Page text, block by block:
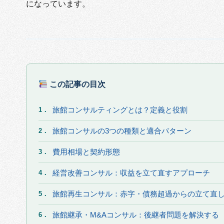
になっています。
この記事の目次
1． 旅館コンサルティングとは？定義と役割
2． 旅館コンサルの3つの種類と適合パターン
3． 費用相場と契約形態
4． 経営改善コンサル：収益を立て直すアプローチ
5． 旅館再生コンサル：赤字・債務超過からの立て直
6． 旅館継承・M&Aコンサル：後継者問題を解決する